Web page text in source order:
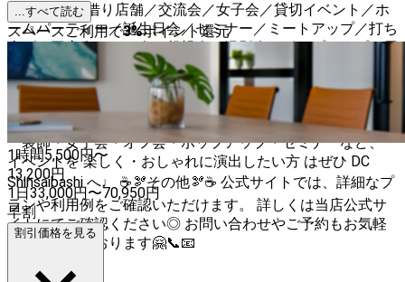
能な用途: 間借り店舗／交流会／女子会／貸切イベント／ホ
ームパーティー／誕生日会／セミナー／ミートアップ／打ち
上げ／同窓会／オフ会／懇親会／撮影会／ポップアップ／展
示会／物販 など - 価格: 11000円〜17600円 - 定員: 30名~40
名 - 広さ: 50㎡ - 最寄駅: 長堀橋駅 - 駅距離: 徒歩1分
Cafe&Bar DC Shinsaibashiで、心斎橋の活気ある雰囲気を楽
しみながら、素敵な時間を過ごしませんか？🎉🥂🍾 バースデ
ー装飾・女子会・オフ会・ポップアップ・セミナーなど、
イベントを 楽しく・おしゃれに演出したい方 はぜひ DC
Shinsaibashi へ♩ ☕️🫘その他🫘☕️ 公式サイトでは、詳細なプ
ランや利用例をご確認いただけます。 詳しくは当店公式サ
イトにてご確認ください◎ お問い合わせやご予約もお気軽
にお待ちしております🤗📞📧
...すべて読む
スペースご利用で3%ポイント還元
1時間5,500円〜
13,200円
1日33,000円〜70,950円
早割
割引価格を見る